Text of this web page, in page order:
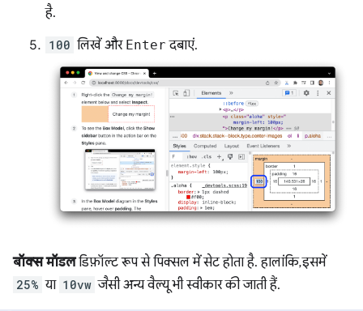
है.
100 लिखें और Enter दबाएं.
बॉक्स मॉडलडिफ़ॉल्ट रूप से पिक्सल में सेट होता है. हालांकि, इसमें
25% या 10vw जैसी अन्य वैल्यू भी स्वीकार की जाती हैं.